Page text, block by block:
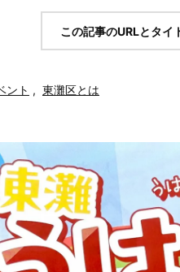
この記事のURLとタイ
ント , 東灘区とは